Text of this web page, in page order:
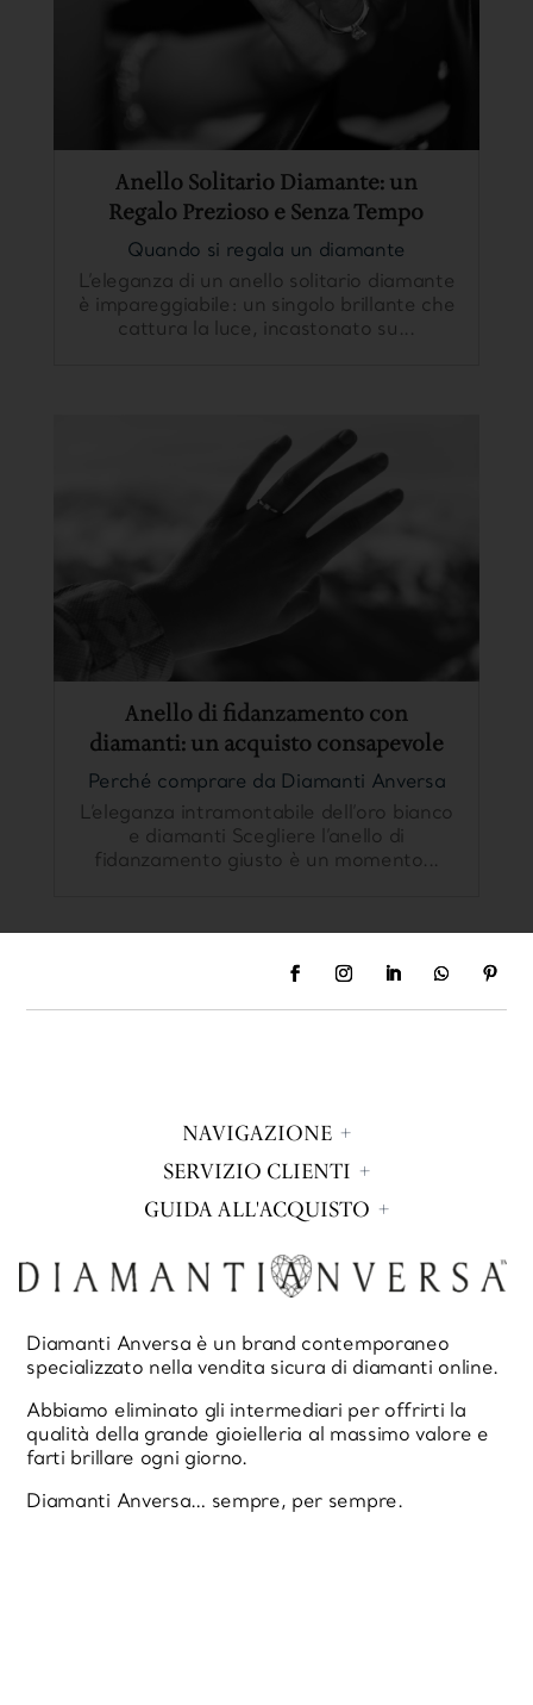
Anello Solitario Diamante: un
Regalo Prezioso e Senza Tempo
Quando si regala un diamante
L’eleganza di un anello solitario diamante
è impareggiabile: un singolo brillante che
cattura la luce, incastonato su...
Anello di fidanzamento con
diamanti: un acquisto consapevole
Perché comprare da Diamanti Anversa
L’eleganza intramontabile dell’oro bianco
e diamanti Scegliere l’anello di
fidanzamento giusto è un momento...
NAVIGAZIONE
SERVIZIO CLIENTI
GUIDA ALL'ACQUISTO
Diamanti Anversa è un brand contemporaneo
specializzato nella vendita sicura di diamanti online.
Abbiamo eliminato gli intermediari per offrirti la
qualità della grande gioielleria al massimo valore e
farti brillare ogni giorno.
Diamanti Anversa… sempre, per sempre.